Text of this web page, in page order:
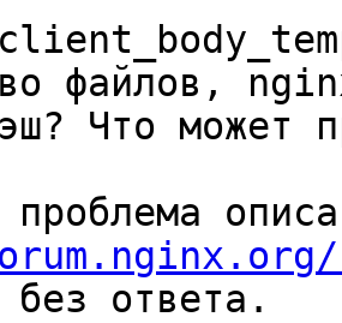
файлов,
Что может
без ответа.